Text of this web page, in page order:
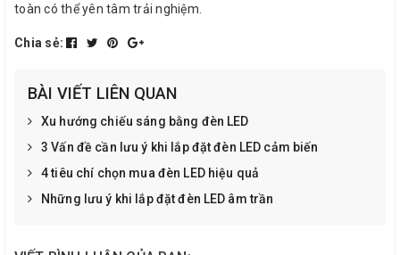
toàn có thể yên tâm trải nghiệm.
Chia sẻ:
BÀI VIẾT LIÊN QUAN
Xu hướng chiếu sáng bằng đèn LED
3 Vấn đề cần lưu ý khi lắp đặt đèn LED cảm biến
4 tiêu chí chọn mua đèn LED hiệu quả
Những lưu ý khi lắp đặt đèn LED âm trần